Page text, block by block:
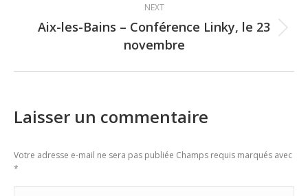
NEXT
Next
post:
Aix-les-Bains – Conférence Linky, le 23
novembre
Laisser un commentaire
Votre adresse e-mail ne sera pas publiée Champs requis marqués avec
*